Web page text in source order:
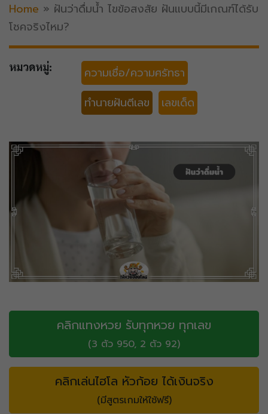
Home » ฝันว่าดื่มน้ำ ไขข้อสงสัย ฝันแบบนี้มีเกณฑ์ได้รับ
โชคจริงไหม?
หมวดหมู่:
ความเชื่อ/ความศรัทธา
ทำนายฝันตีเลข
เลขเด็ด
คลิกแทงหวย รับทุกหวย ทุกเลข
(3 ตัว 950, 2 ตัว 92)
คลิกเล่นไฮโล หัวก้อย ได้เงินจริง
(มีสูตรเกมให้ใช้ฟรี)